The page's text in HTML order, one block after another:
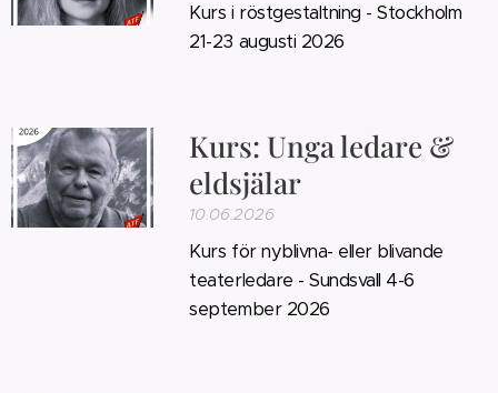
Kurs i röstgestaltning - Stockholm
21-23 augusti 2026
Kurs: Unga ledare &
eldsjälar
10.06.2026
Kurs för nyblivna- eller blivande
teaterledare - Sundsvall 4-6
september 2026